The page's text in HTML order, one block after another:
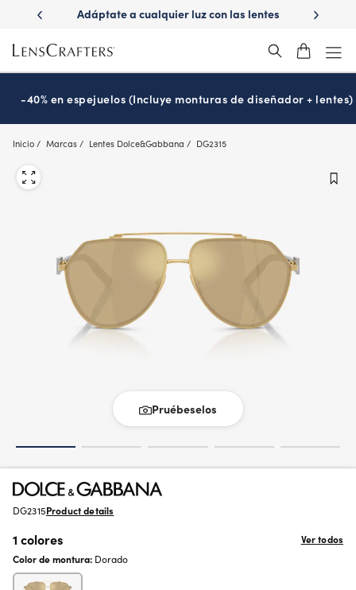
main
content
con
Adáptate a cualquier luz con las lentes
¿Es
-40% en espejuelos (Incluye monturas de diseñador + lentes)
Inicio Marcas Lentes Dolce&Gabbana DG2315
Pruébeselos
DG2315Product details
1 colores
Ver todos
Color de montura: Dorado